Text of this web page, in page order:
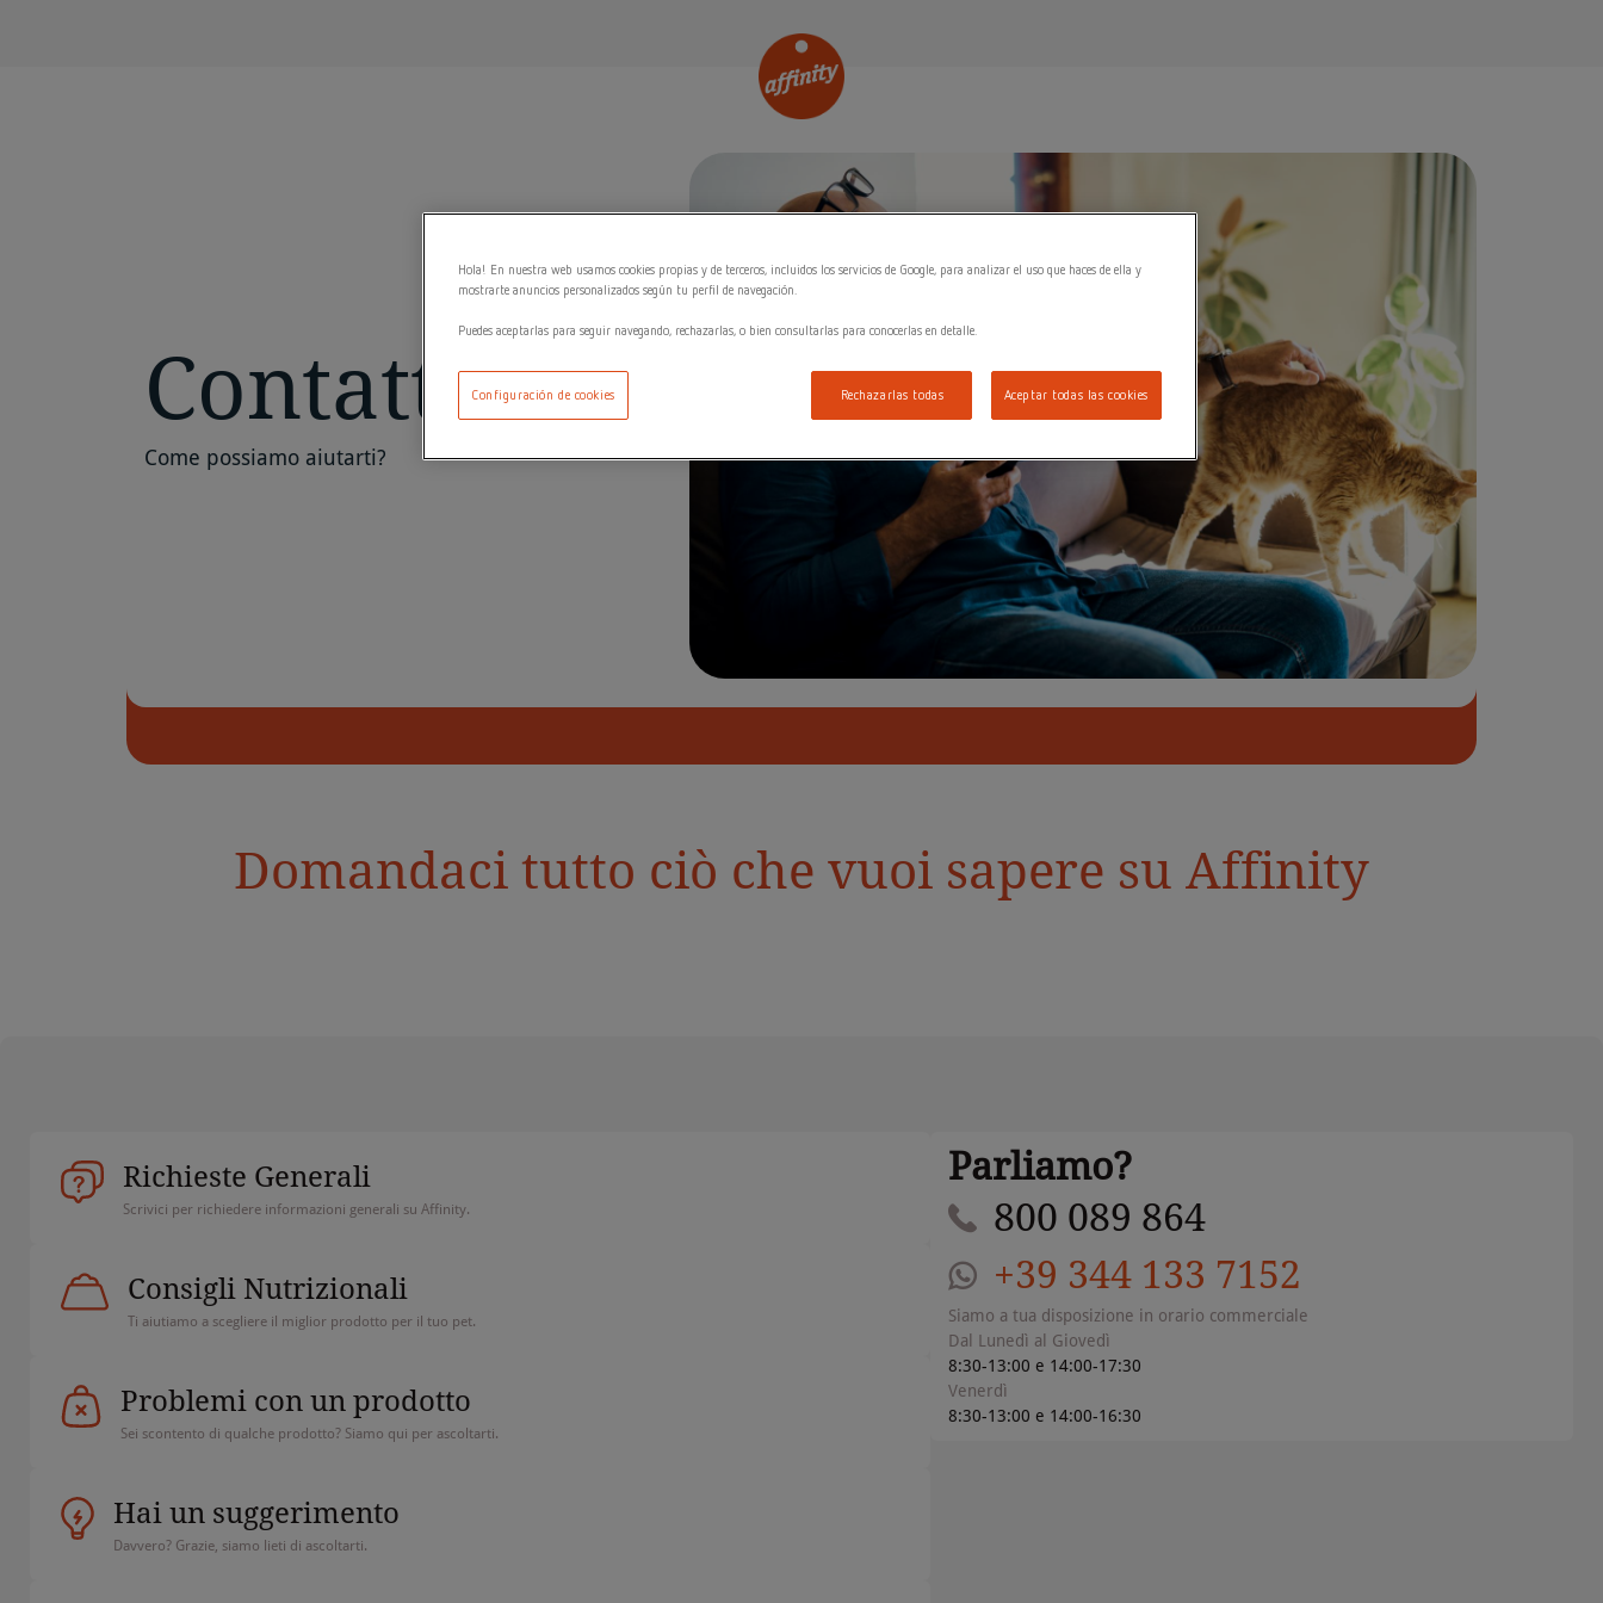
Contatti
Come possiamo aiutarti?
Domandaci tutto ciò che vuoi sapere su Affinity
Richieste Generali
Scrivici per richiedere informazioni generali su Affinity.
Consigli Nutrizionali
Ti aiutiamo a scegliere il miglior prodotto per il tuo pet.
Problemi con un prodotto
Sei scontento di qualche prodotto? Siamo qui per ascoltarti.
Hai un suggerimento
Davvero? Grazie, siamo lieti di ascoltarti.
Parliamo?
800 089 864
+39 344 133 7152
Siamo a tua disposizione in orario commerciale
Dal Lunedì al Giovedì
8:30-13:00 e 14:00-17:30
Venerdì
8:30-13:00 e 14:00-16:30
Hola! En nuestra web usamos cookies propias y de terceros, incluidos los servicios de Google, para analizar el uso que haces de ella y
mostrarte anuncios personalizados según tu perfil de navegación.
Puedes aceptarlas para seguir navegando, rechazarlas, o bien consultarlas para conocerlas en detalle.
Configuración de cookies Rechazarlas todas Aceptar todas las cookies